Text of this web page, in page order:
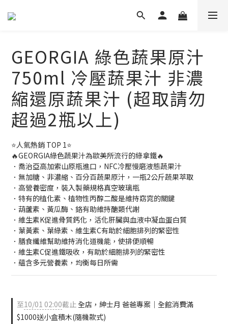
GEORGIA 綠色蔬果原汁
750ml 冷壓蔬果汁 非濃
縮還原蔬果汁 (超取請勿
超過2瓶以上)
⭐️人氣熱銷 TOP 1⭐️
🔥GEORGIA綠色蔬果汁為歐美所流行的綠拿鐵🔥
．喬治亞高加索山原瓶進口，NFC冷壓慢磨液態蔬果汁
．無加糖、非濃縮、百分百蔬果原汁，一瓶2公斤蔬果萃取
．高營養密度，裝入製藥規格真空玻璃瓶
．特有的植化素、植物性丙醇二酸是維持窈窕的關鍵
．葫蘆素、黃瓜酶、鉻有助維持醣類代謝
．維生素K促進骨質鈣化，活化肝臟與血液中凝血蛋白質
．葉黃素、葉綠素、維生素C有助於細胞排列的緊密性
．膳食纖維幫助維持消化道機能，使排便順暢
．維生素C促進鐵吸收，有助於細胞排列的緊密性
．蘊含多元營養素，均衡每日所需
至10/01 02:00截止全店，紳士月 爸爸專案｜全館消費滿
$1000送小盒積木(隨機款式)